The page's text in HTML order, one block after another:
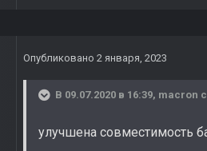
Опубликовано 2 января, 2023
В 09.07.2020 в 16:39, macron
улучшена совместимость